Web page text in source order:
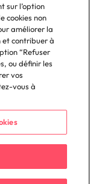
Reserved.
sur l’option
cookies non
améliorer la
et contribuer à
“Refuser
ou définir les
vos
vous à